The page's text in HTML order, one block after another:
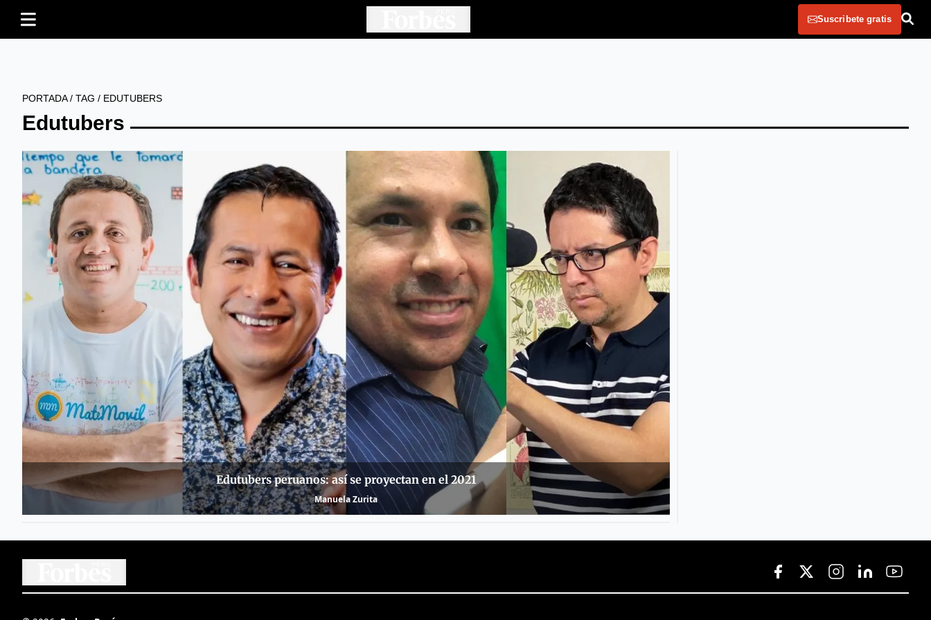
Suscribete gratis
PORTADA/ TAG / EDUTUBERS
Edutubers
Edutubers peruanos: así se proyectan en el 2021
Manuela Zurita